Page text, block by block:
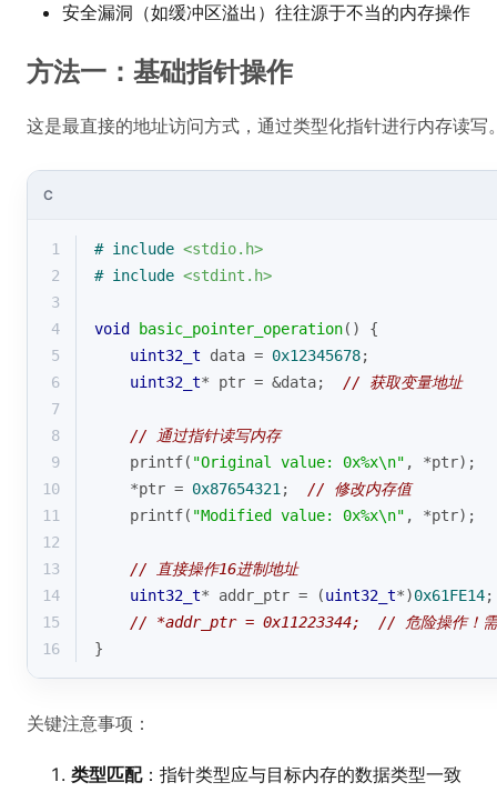
安全漏洞（如缓冲区溢出）往往源于不当的内存操作
方法一：基础指针操作
这是最直接的地址访问方式，通过类型化指针进行内存读写
C
1 # include <stdio.h>
2
# include <stdint.h>
3
4
void basic_pointer_operation()
{
5
uint32_t data = 0x12345678;
6
uint32_t* ptr = &data; // 获取变量地址
7
8
// 通过指针读写内存
9
printf( "Original value: 0x%x\n" , *ptr);
10
    *ptr =
0x87654321 ; // 修改内存值
11
printf( "Modified value: 0x%x\n" , *ptr);
12
13
// 直接操作16进制地址
14
uint32_t* addr_ptr = (uint32_t*)0x61FE14;
15
// *addr_ptr = 0x11223344;  // 危险操作！需
16
}
关键注意事项：
类型匹配：指针类型应与目标内存的数据类型一致